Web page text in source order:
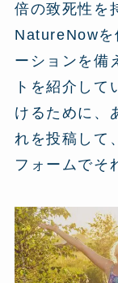
倍の致死性を
NatureNowを
ーションを備
トを紹介して
けるために、
れを投稿して
フォームでそ